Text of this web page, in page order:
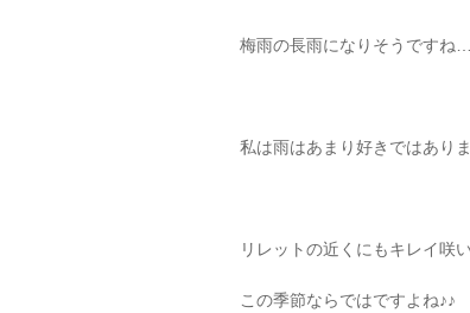
梅雨の長雨になりそうですね…
私は雨はあまり好きではあり
リレットの近くにもキレイ咲
この季節ならではですよね♪♪